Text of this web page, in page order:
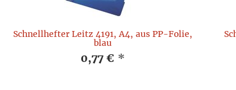
Schnellhefter Leitz 4191, A4, aus PP-Folie,
blau
0,77 € *